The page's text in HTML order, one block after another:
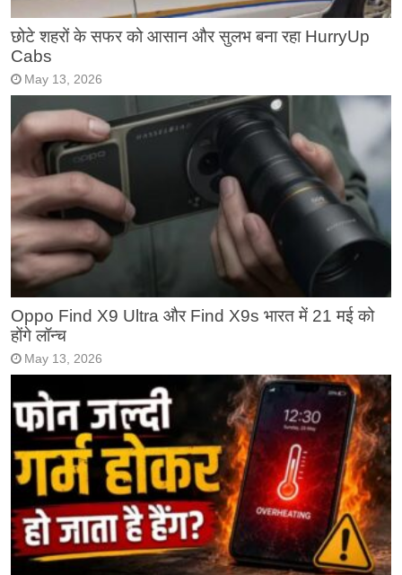
छोटे शहरों के सफर को आसान और सुलभ बना रहा HurryUp
Cabs
May 13, 2026
Oppo Find X9 Ultra और Find X9s भारत में 21 मई को
होंगे लॉन्च
May 13, 2026